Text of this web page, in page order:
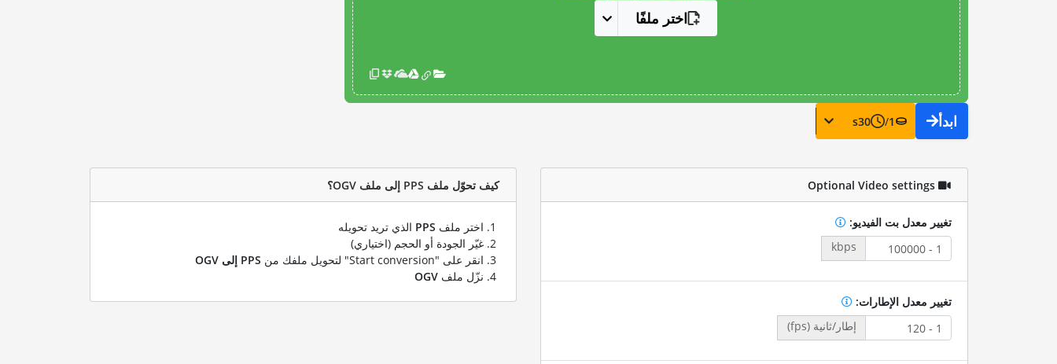
اختر ملفًا
ابدأ 1
/
30
s
Optional Video settings
تغيير معدل بت الفيديو:
kbps
تغيير معدل الإطارات:
إطار/ثانية (fps)
كيف تحوّل ملف PPS إلى ملف OGV؟
اختر ملف PPS الذي تريد تحويله
غيّر الجودة أو الحجم (اختياري)
انقر على "Start conversion" لتحويل ملفك من
PPS إلى OGV
نزّل ملف OGV